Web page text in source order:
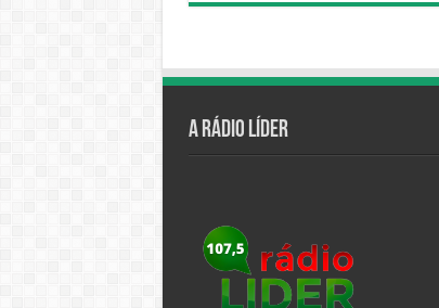
A Rádio Líder